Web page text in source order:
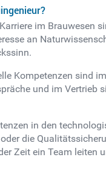
im Brauwesen
an
Kompetenzen sind
und im
in den
die
Zeit ein Team